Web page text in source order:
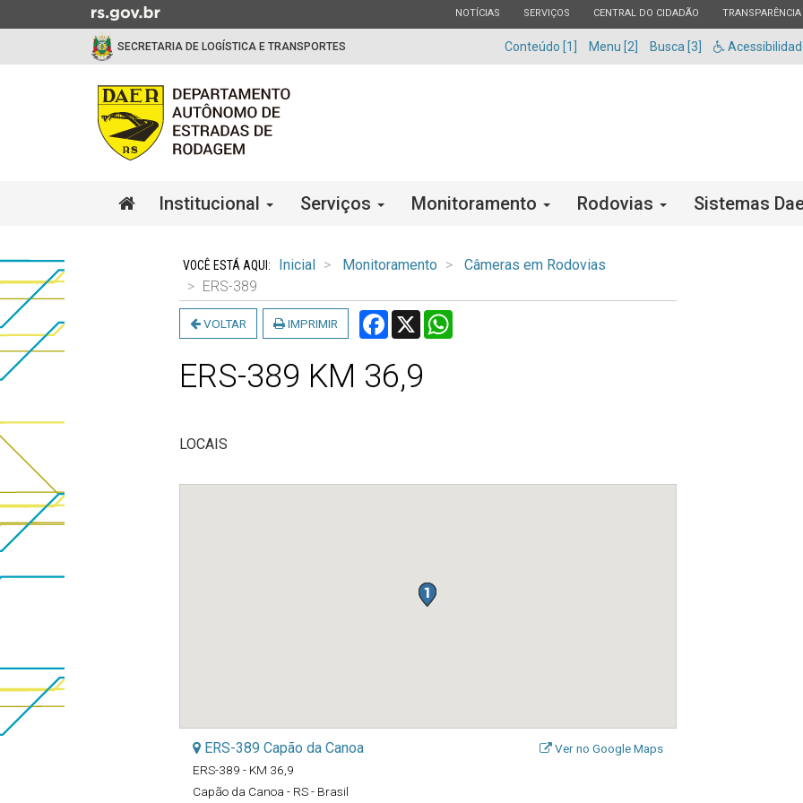
para
ESTADO
NOTÍCIAS ESTADO
SERVIÇOS ESTADO
CENTRAL DO CIDADÃO ESTADO
TRANSPARÊNCIA
SECRETARIA DE LOGÍSTICA E TRANSPORTES Conteúdo [1] Menu [2] Busca [3]
Institucional Serviços Monitoramento Rodovias Sistemas
do
conteúdo
Inicial Monitoramento
Câmeras em Rodovias
ERS-389
VOLTAR IMPRIMIR Facebook
X WhatsApp
ERS-389 KM 36,9
LOCAIS
ERS-389 Capão da Canoa
ERS-389 - KM 36,9
Capão da Canoa - RS - Brasil
Ver no Google Maps